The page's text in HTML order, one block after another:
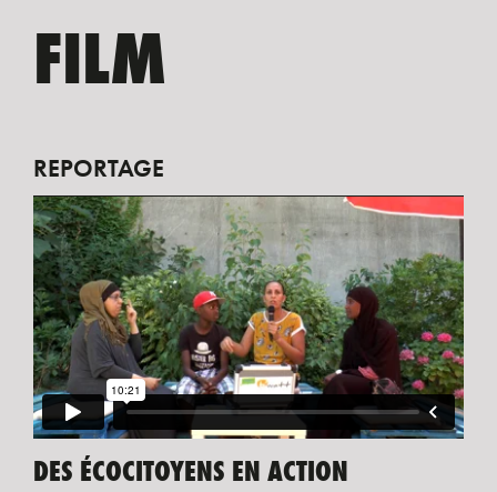
FILM
REPORTAGE
DES ÉCOCITOYENS EN ACTION